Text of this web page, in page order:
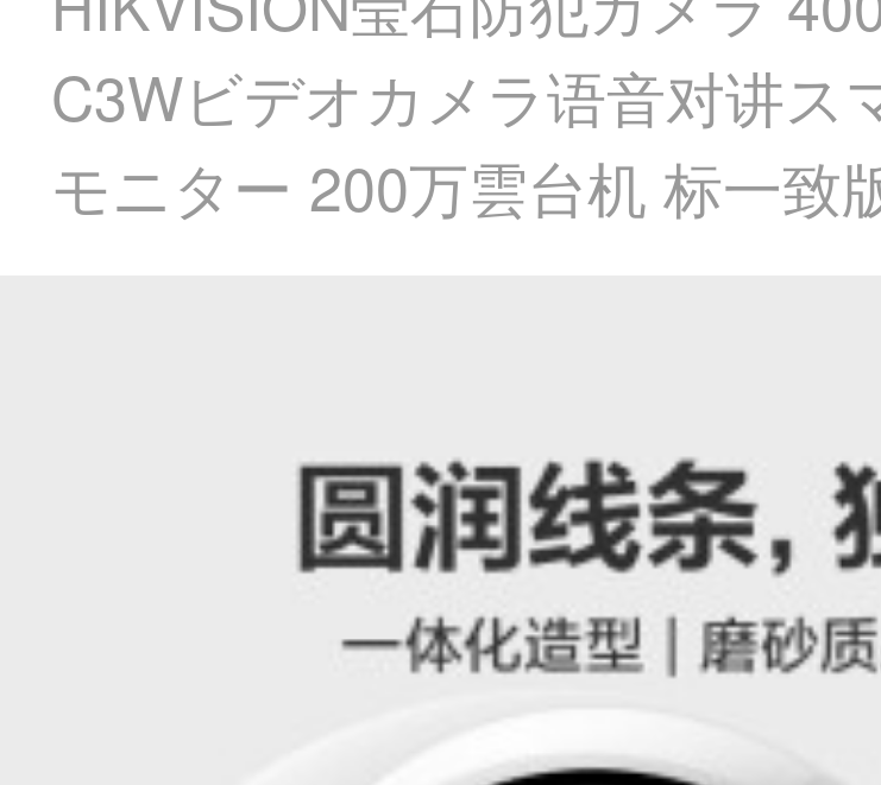
C3Wビデオカメラ语音对讲ス
モニター 200万雲台机 标一致